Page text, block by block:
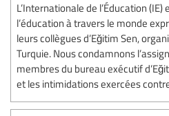
L’Internationale de l’Éducation
l’éducation à travers le monde
leurs collègues d’Eğitim Sen,
Turquie. Nous condamnons
membres du bureau exécutif
et les intimidations exercées